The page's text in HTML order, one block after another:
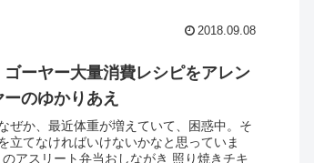
2018.09.08
ゴーヤー大量消費レシピをアレン
のゆかりあえ
ぜか、最近体重が増えていて、困惑中。そ
立てなければいけないかなと思っていま
アスリート弁当おしながき 照り焼きチキ